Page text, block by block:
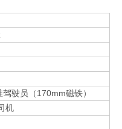
驶员（170mm磁铁）
机